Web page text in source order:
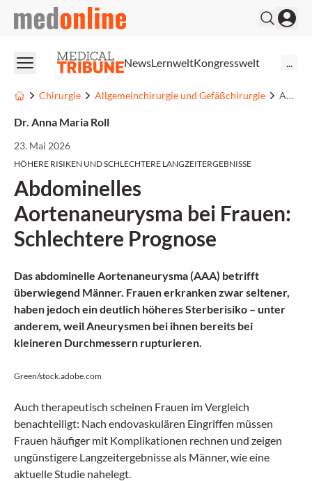
medonline
NewsLernweltKongresswelt
Chirurgie Allgemeinchirurgie und Gefäßchirurgie Abdominelles Aortenaneurysma bei Frauen: Schlechtere Prognose
Dr. Anna Maria Roll
23. Mai 2026
HÖHERE RISIKEN UND SCHLECHTERE LANGZEITERGEBNISSE
Abdominelles
Aortenaneurysma bei Frauen:
Schlechtere Prognose
Das abdominelle Aortenaneurysma (AAA) betrifft
überwiegend Männer. Frauen erkranken zwar seltener,
haben jedoch ein deutlich höheres Sterberisiko – unter
anderem, weil Aneurysmen bei ihnen bereits bei
kleineren Durchmessern rupturieren.
Green/stock.adobe.com
Auch therapeutisch scheinen Frauen im Vergleich
benachteiligt: Nach endovaskulären Eingriffen müssen
Frauen häufiger mit Komplikationen rechnen und zeigen
ungünstigere Langzeitergebnisse als Männer, wie eine
aktuelle Studie nahelegt.